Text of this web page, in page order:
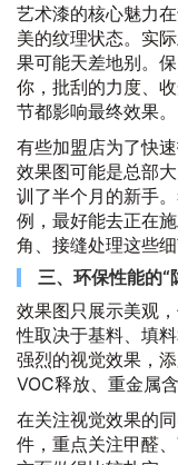
艺术漆的核心魅力
美的纹理状态。实
果可能天差地别。
你，批刮的力度、
节都影响最终效果。
有些加盟店为了快
效果图可能是总部
训了半个月的新手
例，最好能去正在
角、接缝处理这些
三、环保性能的
效果图只展示美观
性取决于基料、填
强烈的视觉效果，
VOC释放、重金属
在关注视觉效果的
件，重点关注甲醛